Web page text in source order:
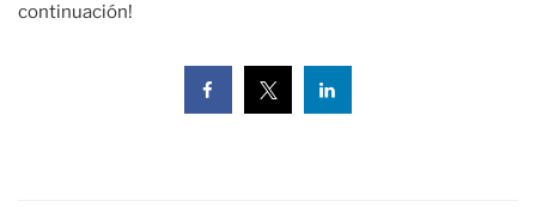
continuación!